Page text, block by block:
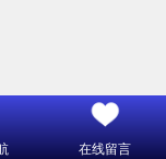
在线留言